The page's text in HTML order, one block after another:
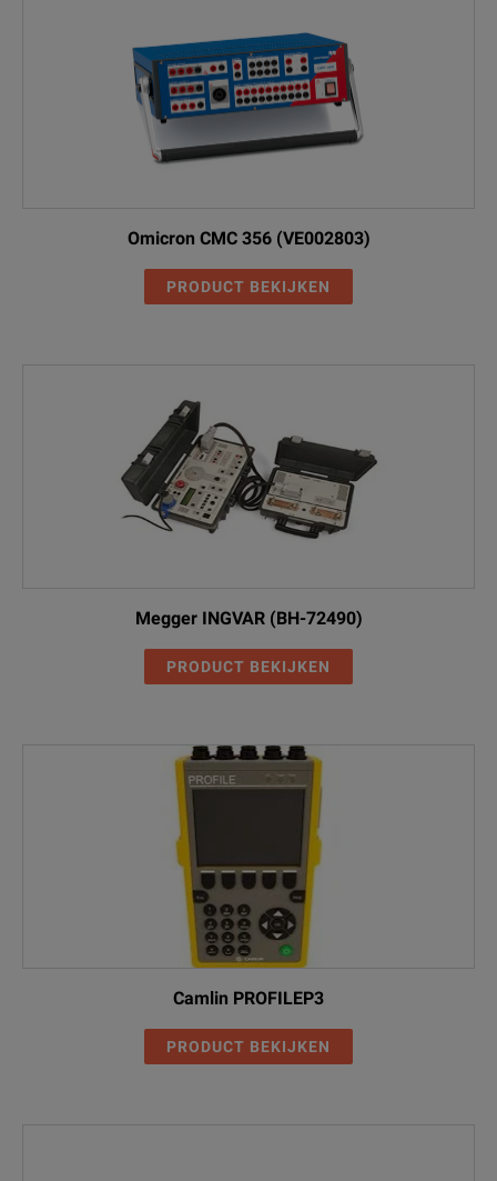
Omicron CMC 356 (VE002803)
PRODUCT BEKIJKEN
Megger INGVAR (BH-72490)
PRODUCT BEKIJKEN
Camlin PROFILEP3
PRODUCT BEKIJKEN